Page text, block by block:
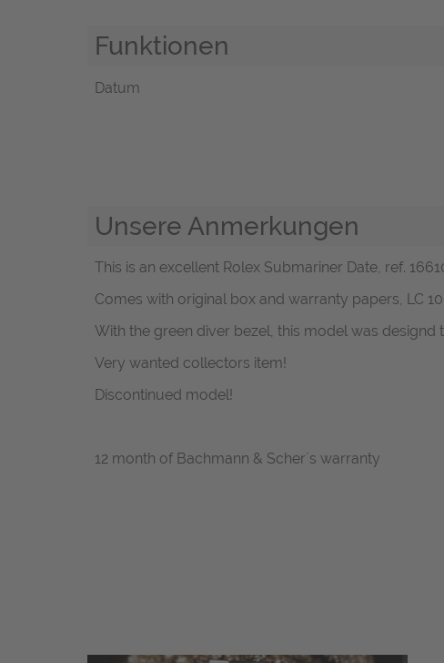
Funktionen
Datum
Unsere Anmerkungen
This is an excellent Rolex Submariner Date, ref.
Comes with original box and warranty papers, LC
With the green diver bezel, this model was
Very wanted collectors item!
Discontinued model!
12 month of Bachmann & Scher´s warranty